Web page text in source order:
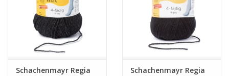
Handwerk
Workshop
Sale / Coupons
Schachenmayr Regia
Schachenmayr Regia